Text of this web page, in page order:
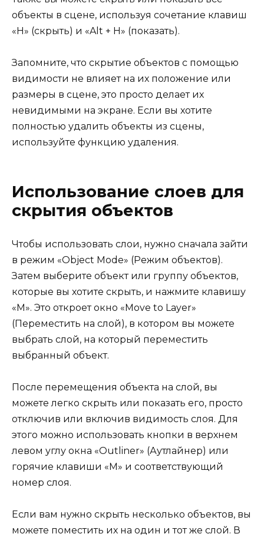
объекты в сцене, используя сочетание клавиш
«H» (скрыть) и «Alt + H» (показать).
Запомните, что скрытие объектов с помощью
видимости не влияет на их положение или
размеры в сцене, это просто делает их
невидимыми на экране. Если вы хотите
полностью удалить объекты из сцены,
используйте функцию удаления.
Использование слоев для
скрытия объектов
Чтобы использовать слои, нужно сначала зайти
в режим «Object Mode» (Режим объектов).
Затем выберите объект или группу объектов,
которые вы хотите скрыть, и нажмите клавишу
«M». Это откроет окно «Move to Layer»
(Переместить на слой), в котором вы можете
выбрать слой, на который переместить
выбранный объект.
После перемещения объекта на слой, вы
можете легко скрыть или показать его, просто
отключив или включив видимость слоя. Для
этого можно использовать кнопки в верхнем
левом углу окна «Outliner» (Аутлайнер) или
горячие клавиши «M» и соответствующий
номер слоя.
Если вам нужно скрыть несколько объектов, вы
можете поместить их на один и тот же слой. В